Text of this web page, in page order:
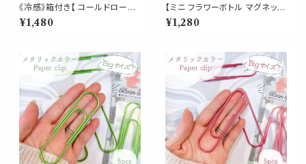
《冷感》箱付き【 コールドローズ
】マスク & ピロー アロマ 20ml
｜薔薇 ペパーミント 夏 ひんや
フト プレゼント
¥1,480
【ミニ フラワーボトル マグネット
8個セット】 花瓶 ボトル型 カラフ
ル 冷蔵庫 ホワイトボード メモ
れ プチギフト 約5.1cm
¥1,280